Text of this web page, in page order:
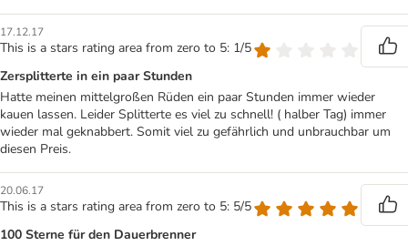
17.12.17
This is a stars rating area from zero to 5: 1/5
Zersplitterte in ein paar Stunden
Hatte meinen mittelgroßen Rüden ein paar Stunden immer wieder
kauen lassen. Leider Splitterte es viel zu schnell! ( halber Tag) immer
wieder mal geknabbert. Somit viel zu gefährlich und unbrauchbar um
diesen Preis.
20.06.17
This is a stars rating area from zero to 5: 5/5
100 Sterne für den Dauerbrenner